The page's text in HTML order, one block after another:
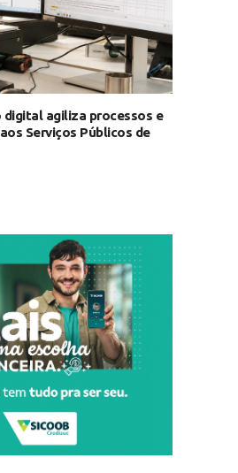
digital agiliza processos e
Serviços Públicos de